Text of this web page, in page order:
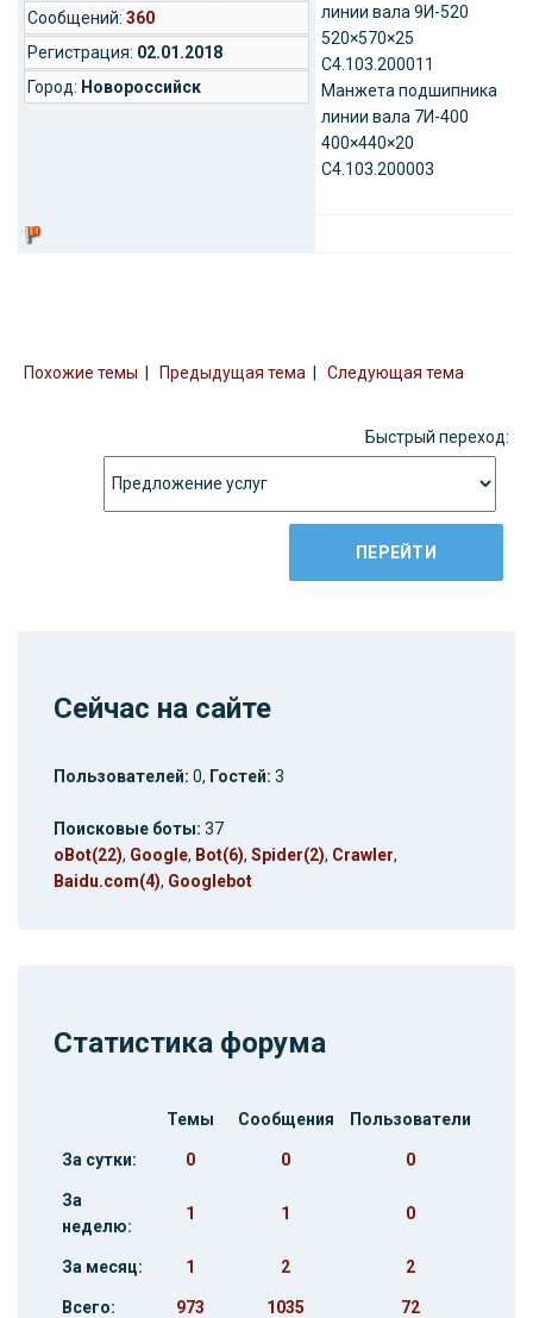
Cообщений: 360
Регистрация: 02.01.2018
Город: Новороссийск
линии вала 9И-520
520×570×25
С4.103.200011
Манжета подшипника
линии вала 7И-400
400×440×20
С4.103.200003
Похожие темы Предыдущая тема Следующая тема
Быстрый переход:
Сейчас на сайте
Пользователей: 0, Гостей: 3
Поисковые боты: 37
oBot(22), Google, Bot(6), Spider(2), Crawler,
Baidu.com(4), Googlebot
Статистика форума
Темы Сообщения Пользователи
За сутки: 0 0 0
За
неделю:
1 1 0
За месяц: 1 2 2
Всего: 973 1035 72